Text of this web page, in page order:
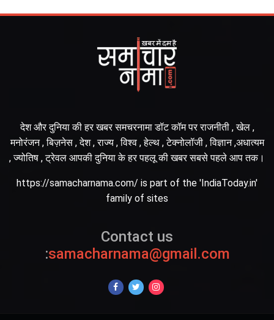
देश और दुनिया की हर खबर समचरनामा डॉट कॉम पर राजनीती , खेल ,
मनोरंजन , बिज़नेस , देश , राज्य , विश्व , हेल्थ , टेक्नोलॉजी , विज्ञान ,अधात्यम
, ज्योतिष , ट्रेवल आपकी दुनिया के हर पहलू की खबर सबसे पहले आप तक।
https://samacharnama.com/ is part of the 'IndiaToday.in'
family of sites
Contact us
:samacharnama@gmail.com